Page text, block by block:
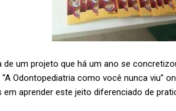
um projeto que há um ano se
Odontopediatria como você nunca viu”
aprender este jeito diferenciado de